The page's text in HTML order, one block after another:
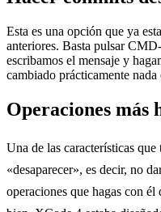
Esta es una opción que ya
anteriores. Basta pulsar
escribamos el mensaje y
cambiado prácticamente
Operaciones más
Una de las características
«desaparecer», es decir, no
operaciones que hagas con él